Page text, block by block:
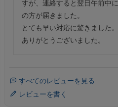
すが、連絡すると翌日午前中
の方が届きました。
とても早い対応に驚きました。
ありがとうございました。
すべてのレビューを見る
レビューを書く